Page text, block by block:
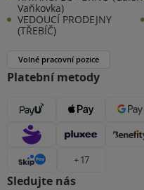
Vaňkovka)
VEDOUCÍ PRODEJNY
(TŘEBÍČ)
Volné pracovní pozice
Platební metody
+ 17
Sledujte nás